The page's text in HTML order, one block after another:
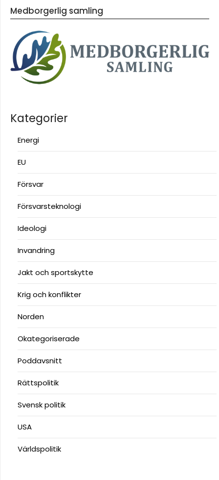
Medborgerlig samling
Kategorier
Energi
EU
Försvar
Försvarsteknologi
Ideologi
Invandring
Jakt och sportskytte
Krig och konflikter
Norden
Okategoriserade
Poddavsnitt
Rättspolitik
Svensk politik
USA
Världspolitik